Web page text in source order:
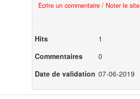
Ecrire un commentaire / Noter le site
Hits
1
Commentaires
0
Date de validation 07-06-2019